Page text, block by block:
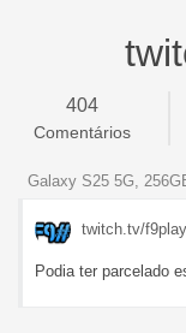
404
Comentários
Galaxy S25 5G,
twitch.tv/
Podia ter parcelado